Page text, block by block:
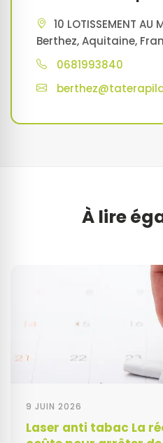
10 LOTISSEMENT AU
Berthez, Aquitaine,
0681993840
À lire
9 JUIN 2026
Laser anti tabac La